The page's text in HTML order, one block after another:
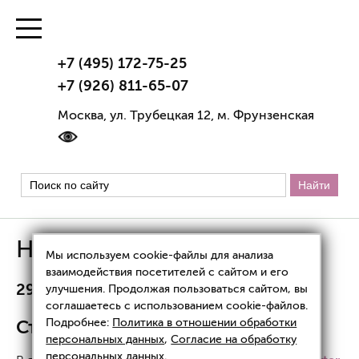
+7 (495) 172-75-25
+7 (926) 811-65-07
Москва, ул. Трубецкая 12, м. Фрунзенская
Новости
29.12.2021
Статья в журнале YOU Charter
Мы используем cookie-файлы для анализа
взаимодействия посетителей с сайтом и его
улучшения. Продолжая пользоваться сайтом, вы
соглашаетесь с использованием cookie-файлов.
Подробнее: Политика в отношении обработки
персональных данных,Согласие на обработку
персональных данных.